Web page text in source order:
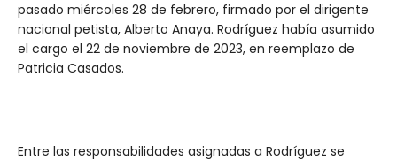
pasado miércoles 28 de febrero, firmado por el dirigente
nacional petista, Alberto Anaya. Rodríguez había asumido
el cargo el 22 de noviembre de 2023, en reemplazo de
Patricia Casados.
Entre las responsabilidades asignadas a Rodríguez se